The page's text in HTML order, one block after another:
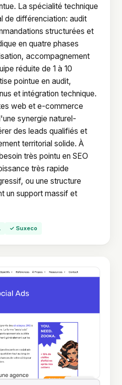
La spécialité technique
de différenciation: audit
structurées et
en quatre phases
accompagnement
réduite de 1 à 10
pointue en audit,
et intégration technique.
web et e-commerce
synergie naturel-
des leads qualifiés et
territorial solide. À
très pointu en SEO
très rapide
ou une structure
un support massif et
✓ Suxeco